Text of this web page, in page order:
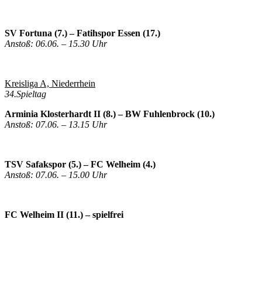
SV Fortuna (7.) – Fatihspor Essen (17.)
Anstoß: 06.06. – 15.30 Uhr
Kreisliga A, Niederrhein
34.Spieltag
Arminia Klosterhardt II (8.) – BW Fuhlenbrock (10.)
Anstoß: 07.06. – 13.15 Uhr
TSV Safakspor (5.) – FC Welheim (4.)
Anstoß: 07.06. – 15.00 Uhr
FC Welheim II (11.) – spielfrei